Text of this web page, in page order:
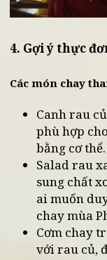
4. Gợi ý thực
Các món chay